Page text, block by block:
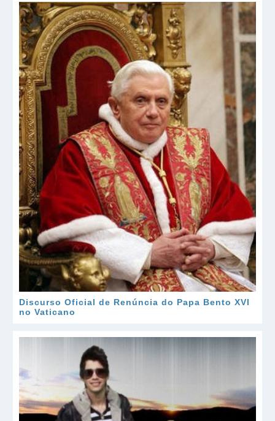
Discurso Oficial de Renúncia do Papa Bento XVI
no Vaticano